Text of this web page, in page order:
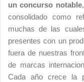
un concurso notable
consolidado como
muchas de las
presentes con un
fuera de nuestras
de marcas
Cada año crece la